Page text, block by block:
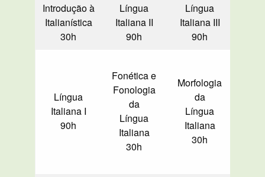
Introdução à
Italianística
30h
Língua
Italiana II
90h
Língua
Italiana III
90h
Língua
Italiana I
90h
Fonética e
Fonologia
da
Língua
Italiana
30h
Morfologia
da
Língua
Italiana
30h